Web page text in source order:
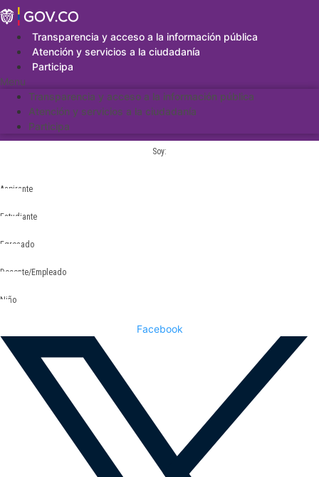
Saltar
al
contenidoTransparencia y acceso a la información pública
Atención y servicios a la ciudadanía
Participa
Menu
Transparencia y acceso a la información pública
Atención y servicios a la ciudadanía
Participa
Soy:
Aspirante
Estudiante
Egresado
Docente/Empleado
Niño
Facebook